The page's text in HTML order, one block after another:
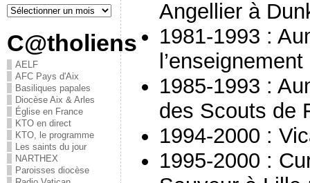
C@tholiens
AELF
AFC Pays d'Aix
Basiliques papales
Diocèse Aix & Arles
Église en France
KTO en direct
KTO, le programme
Les saints du jour
NARTHEX
Paroisses diocèse
Angellier à
1981-1993 :
1985-1993 :
des Scouts de
1994-2000 :
1995-2000 :